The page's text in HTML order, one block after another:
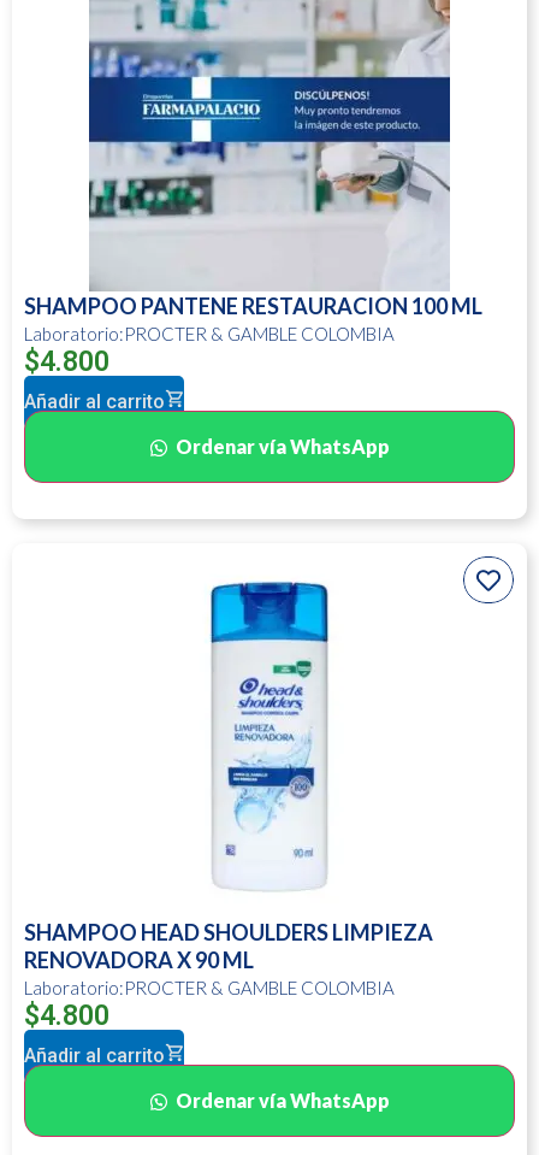
SHAMPOO PANTENE RESTAURACION 100 ML
Laboratorio:PROCTER & GAMBLE COLOMBIA
$4.800
Añadir al carrito
Ordenar vía WhatsApp
SHAMPOO HEAD SHOULDERS LIMPIEZA
RENOVADORA X 90 ML
Laboratorio:PROCTER & GAMBLE COLOMBIA
$4.800
Añadir al carrito
Ordenar vía WhatsApp